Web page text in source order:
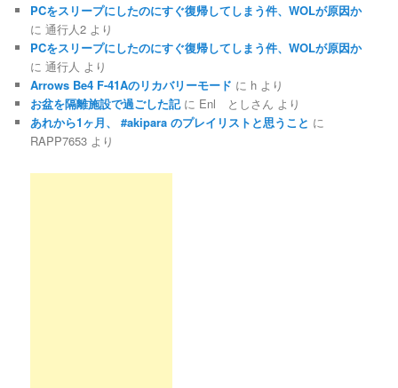
PCをスリープにしたのにすぐ復帰してしまう件、WOLが原因か
に通行人2 より
PCをスリープにしたのにすぐ復帰してしまう件、WOLが原因か
に通行人 より
Arrows Be4 F-41Aのリカバリーモード に h より
お盆を隔離施設で過ごした記に Enl としさん より
あれから1ヶ月、 #akipara のプレイリストと思うこと に
RAPP7653 より